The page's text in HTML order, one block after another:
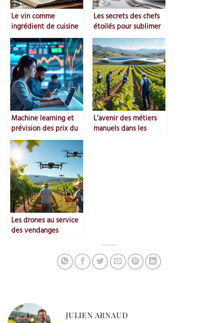
Le vin comme
ingrédient de cuisine
Les secrets des chefs
étoilés pour sublimer
le vin
Machine learning et
prévision des prix du
marché
L’avenir des métiers
manuels dans les
Les drones au service
des vendanges
JULIEN ARNAUD